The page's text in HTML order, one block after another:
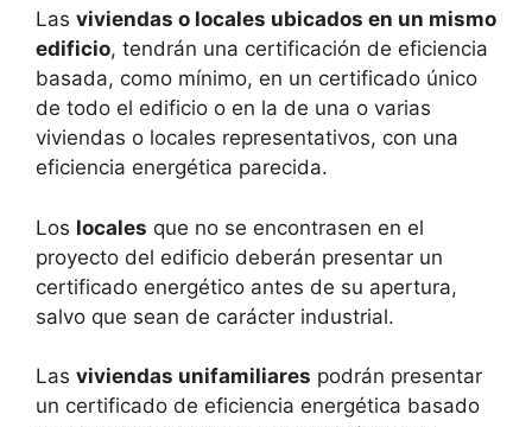
Las viviendas o locales ubicados en un mismo
edificio, tendrán una certificación de eficiencia
basada, como mínimo, en un certificado único
de todo el edificio o en la de una o varias
viviendas o locales representativos, con una
eficiencia energética parecida.
Los locales que no se encontrasen en el
proyecto del edificio deberán presentar un
certificado energético antes de su apertura,
salvo que sean de carácter industrial.
Las viviendas unifamiliares podrán presentar
un certificado de eficiencia energética basado